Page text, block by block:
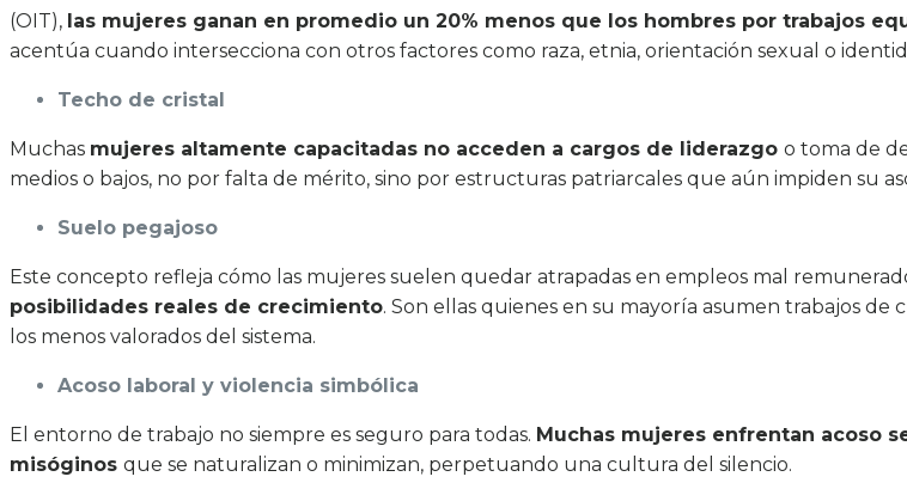
(OIT), las mujeres ganan en promedio un 20% menos que los hombres por trabajos
acentúa cuando intersecciona con otros factores como raza, etnia, orientación sexual o
Techo de cristal
Muchas mujeres altamente capacitadas no acceden a cargos de liderazgo o toma de
medios o bajos, no por falta de mérito, sino por estructuras patriarcales que aún impiden su
Suelo pegajoso
Este concepto refleja cómo las mujeres suelen quedar atrapadas en empleos mal
posibilidades reales de crecimiento. Son ellas quienes en su mayoría asumen trabajos de
los menos valorados del sistema.
Acoso laboral y violencia simbólica
El entorno de trabajo no siempre es seguro para todas. Muchas mujeres enfrentan acoso
misóginos que se naturalizan o minimizan, perpetuando una cultura del silencio.